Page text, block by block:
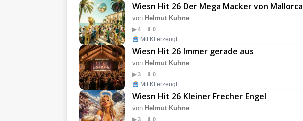
i Wiesn Hit 26 Der Mega Macker von Mallorca
von Helmut Kuhne
▶ 4 ⬇ 0
Mit KI erzeugt
i Wiesn Hit 26 Immer gerade aus
von Helmut Kuhne
▶ 3 ⬇ 0
Mit KI erzeugt
i Wiesn Hit 26 Kleiner Frecher Engel
von Helmut Kuhne
▶ 3 ⬇ 0